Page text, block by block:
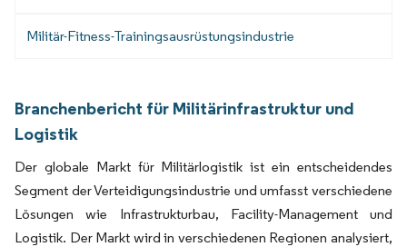
Militär-Fitness-Trainingsausrüstungsindustrie
Branchenbericht für Militärinfrastruktur und
Logistik
Der globale Markt für Militärlogistik ist ein entscheidendes
Segment der Verteidigungsindustrie und umfasst verschiedene
Lösungen wie Infrastrukturbau, Facility-Management und
Logistik. Der Markt wird in verschiedenen Regionen analysiert,